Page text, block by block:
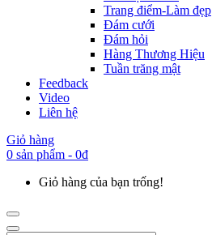
Trang điểm-Làm đẹp
Đám cưới
Đám hỏi
Hàng Thương Hiệu
Tuần trăng mật
Feedback
Video
Liên hệ
Giỏ hàng
0 sản phẩm - 0đ
Giỏ hàng của bạn trống!